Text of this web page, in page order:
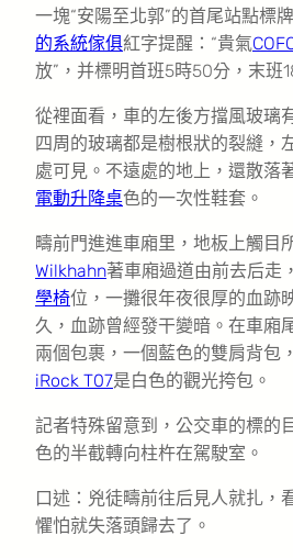
一塊“安陽至北郭”的首尾站點標
的系統傢俱紅字提醒：“貴氣
放”，并標明首班5時50分，末班
從裡面看，車的左後方擋風玻璃
四周的玻璃都是樹根狀的裂縫，
處可見。不遠處的地上，還散落
電動升降桌色的一次性鞋套。
疇前門進進車廂里，地板上觸目
Wilkhahn著車廂過道由前去后走
學椅位，一攤很年夜很厚的血跡
久，血跡曾經發干變暗。在車廂
兩個包裹，一個藍色的雙肩背包，
iRock T07是白色的觀光挎包。
記者特殊留意到，公交車的標的
色的半截轉向柱杵在駕駛室。
口述：兇徒疇前往后見人就扎，
懼怕就失落頭歸去了。